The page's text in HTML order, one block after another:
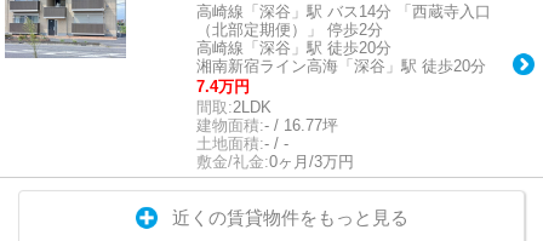
高崎線「深谷」駅 バス14分 「西蔵寺入口
（北部定期便）」 停歩2分
高崎線「深谷」駅 徒歩20分
湘南新宿ライン高海「深谷」駅 徒歩20分
7.4万円
間取:2LDK
建物面積:- / 16.77坪
土地面積:- / -
敷金/礼金:0ヶ月/3万円
近くの賃貸物件をもっと見る